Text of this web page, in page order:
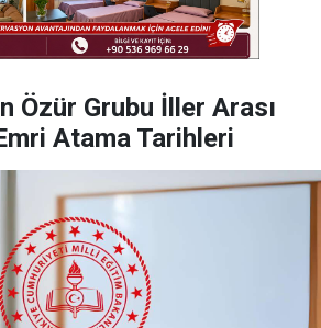
Özür Grubu İller Arası
Atama Tarihleri